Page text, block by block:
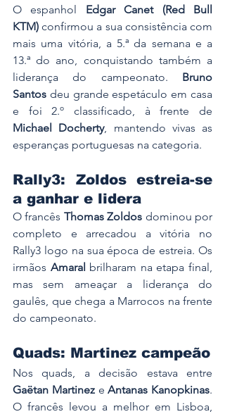
O espanhol Edgar Canet (Red Bull
KTM) confirmou a sua consistência com
mais uma vitória, a 5.ª da semana e a
13.ª do ano, conquistando também a
liderança do campeonato. Bruno
Santos deu grande espetáculo em casa
Michael Docherty, mantendo vivas as
esperanças portuguesas na categoria.
Rally3: Zoldos estreia-se
a ganhar e lidera
O francês Thomas Zoldos dominou por
completo e arrecadou a vitória no
Rally3 logo na sua época de estreia. Os
irmãos Amaral brilharam na etapa final,
mas sem ameaçar a liderança do
gaulês, que chega a Marrocos na frente
do campeonato.
Quads: Martinez campeão
Gaëtan Martinez e Antanas Kanopkinas.
O francês levou a melhor em Lisboa,